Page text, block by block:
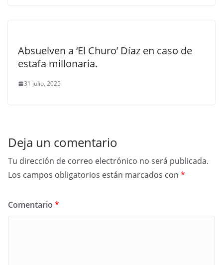
Absuelven a ‘El Churo’ Díaz en caso de
estafa millonaria.
31 julio, 2025
Deja un comentario
Tu dirección de correo electrónico no será publicada.
Los campos obligatorios están marcados con *
Comentario *